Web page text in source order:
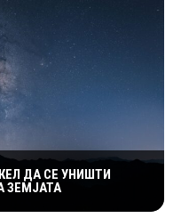
ДА СЕ УНИШТИ
ЗЕМЈАТА